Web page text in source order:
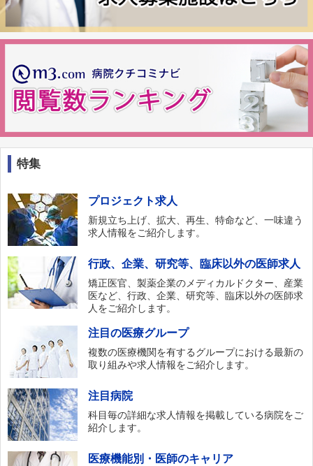
特集
プロジェクト求人
新規立ち上げ、拡大、再生、特命など、一味違う
求人情報をご紹介します。
行政、企業、研究等、臨床以外の医師求人
矯正医官、製薬企業のメディカルドクター、産業
医など、行政、企業、研究等、臨床以外の医師求
人をご紹介します。
注目の医療グループ
複数の医療機関を有するグループにおける最新の
取り組みや求人情報をご紹介します。
注目病院
科目毎の詳細な求人情報を掲載している病院をご
紹介します。
医療機能別・医師のキャリア